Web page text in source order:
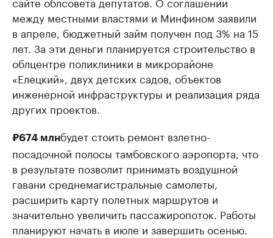
между местными властями и Минфином заявили
в апреле, бюджетный займ получен под 3% на 15
лет. За эти деньги планируется строительство в
облцентре поликлиники в микрорайоне
«Елецкий», двух детских садов, объектов
инженерной инфраструктуры и реализация ряда
других проектов.
₽674 млнбудет стоить ремонт взлетно-
посадочной полосы тамбовского аэропорта, что
в результате позволит принимать воздушной
гавани среднемагистральные самолеты,
расширить карту полетных маршрутов и
значительно увеличить пассажиропоток. Работы
планируют начать в июле и завершить осенью.